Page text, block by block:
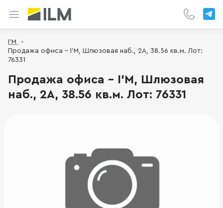
I’M
Продажа офиса - I’M, Шлюзовая наб., 2А, 38.56 кв.м. Лот:
76331
Продажа офиса - I’M, Шлюзовая
наб., 2А, 38.56 кв.м. Лот: 76331